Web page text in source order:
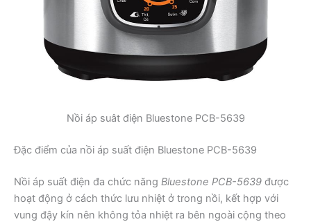
Nồi áp suât điện Bluestone PCB-5639
Đặc điểm của nồi áp suất điện Bluestone PCB-5639
Nồi áp suất điện đa chức năng Bluestone PCB-5639 được
hoạt động ở cách thức lưu nhiệt ở trong nồi, kết hợp với
vung đậy kín nên không tỏa nhiệt ra bên ngoài cộng theo